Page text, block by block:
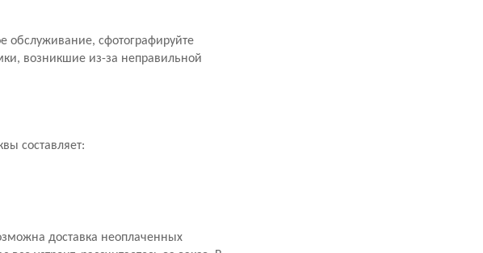
обслуживание, сфотографируйте
возникшие из-за неправильной
составляет:
доставка неоплаченных